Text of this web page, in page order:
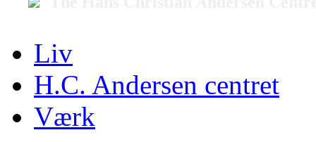
Liv
H.C. Andersen centret
Værk